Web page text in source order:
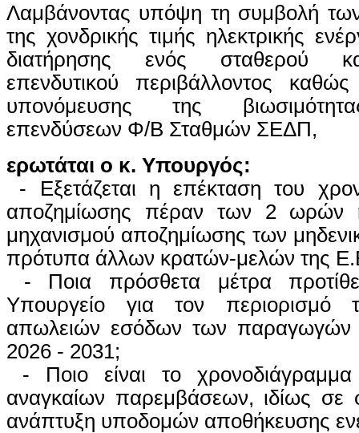
Λαμβάνοντας υπόψη τη συμβολή
της χονδρικής τιμής ηλεκτρικής
διατήρησης ενός σταθερού
επενδυτικού περιβάλλοντος
υπονόμευσης της
επενδύσεων Φ/Β Σταθμών ΣΕΔΠ,
ερωτάται ο κ. Υπουργός:
- Εξετάζεται η επέκταση του
αποζημίωσης πέραν των 2 ωρών
μηχανισμού αποζημίωσης των
πρότυπα άλλων κρατών-μελών της
- Ποια πρόσθετα μέτρα
Υπουργείο για τον περιορισμό
απωλειών εσόδων των παραγωγών
2026 - 2031;
- Ποιο είναι το
αναγκαίων παρεμβάσεων, ιδίως σε
ανάπτυξη υποδομών αποθήκευσης